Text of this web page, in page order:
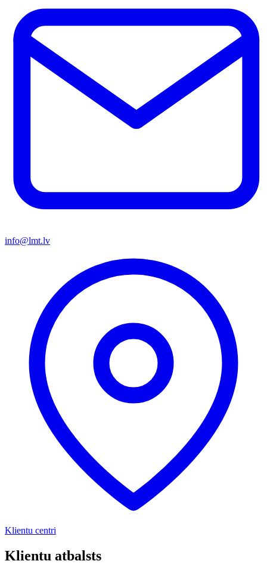
info@lmt.lv
Klientu centri
Klientu atbalsts